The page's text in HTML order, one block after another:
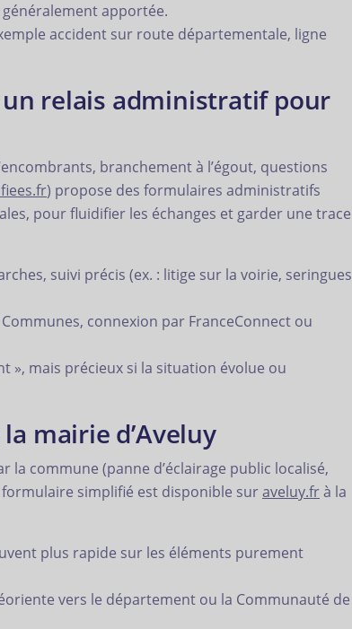
apportée.
accident sur route départementale, ligne
relais administratif pour
branchement à l’égout, questions
) propose des formulaires administratifs
pour fluidifier les échanges et garder une trace
suivi précis (ex. : litige sur la voirie, seringues
connexion par FranceConnect ou
», mais précieux si la situation évolue ou
mairie d’Aveluy
commune (panne d’éclairage public localisé,
simplifié est disponible suraveluy.frà la
plus rapide sur les éléments purement
vers le département ou la Communauté de